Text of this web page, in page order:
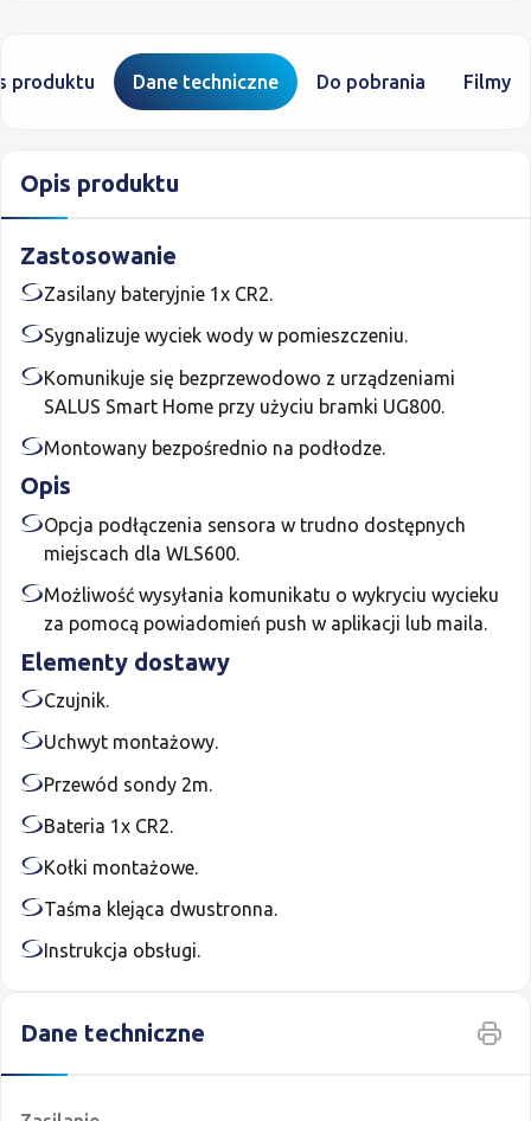
produktu Dane techniczne Do pobrania Filmy
Opis produktu
Zastosowanie
Zasilany bateryjnie 1x CR2.
Sygnalizuje wyciek wody w pomieszczeniu.
Komunikuje się bezprzewodowo z urządzeniami
SALUS Smart Home przy użyciu bramki UG800.
Montowany bezpośrednio na podłodze.
Opis
Opcja podłączenia sensora w trudno dostępnych
miejscach dla WLS600.
Możliwość wysyłania komunikatu o wykryciu wycieku
za pomocą powiadomień push w aplikacji lub maila.
Elementy dostawy
Czujnik.
Uchwyt montażowy.
Przewód sondy 2m.
Bateria 1x CR2.
Kołki montażowe.
Taśma klejąca dwustronna.
Instrukcja obsługi.
Dane techniczne Drukuj
Dane techniczne